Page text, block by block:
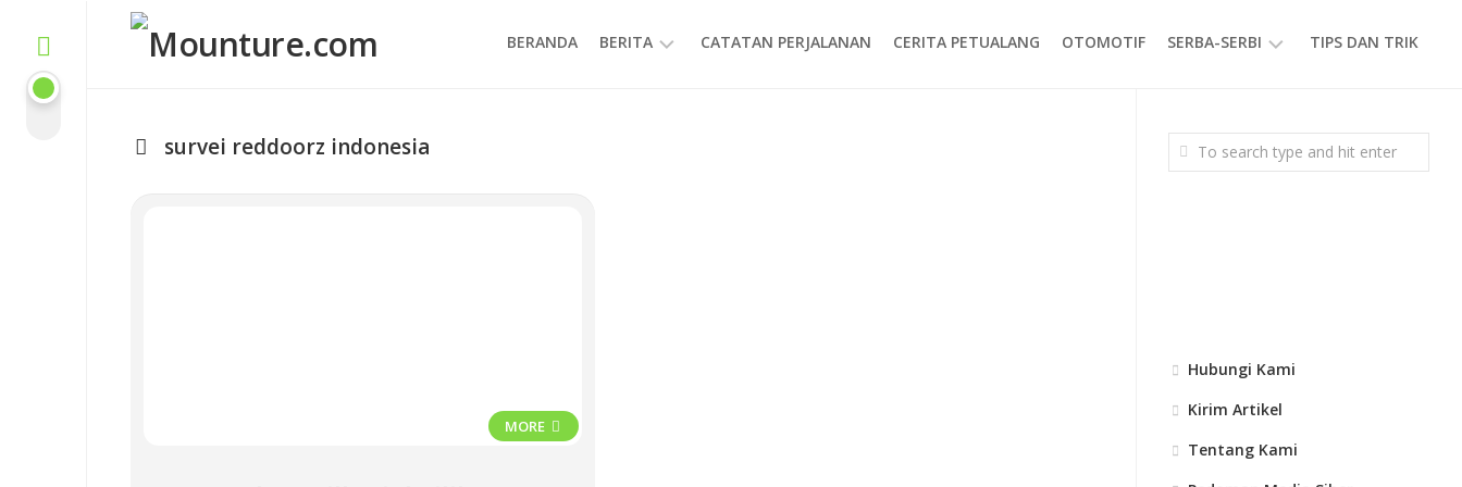
content
BERANDA BERITA CATATAN PERJALANAN CERITA PETUALANG OTOMOTIF SERBA-SERBI
GAYA
HIDUP
TIPS DAN TRIK
survei reddoorz indonesia
MORE
Hubungi Kami
Kirim Artikel
Tentang Kami